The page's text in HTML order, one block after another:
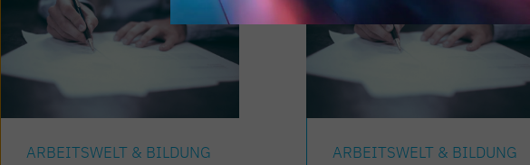
ARBEITSWELT & BILDUNG ARBEITSWELT & BILDUNG